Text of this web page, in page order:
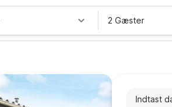
2 Gæster
Indtast